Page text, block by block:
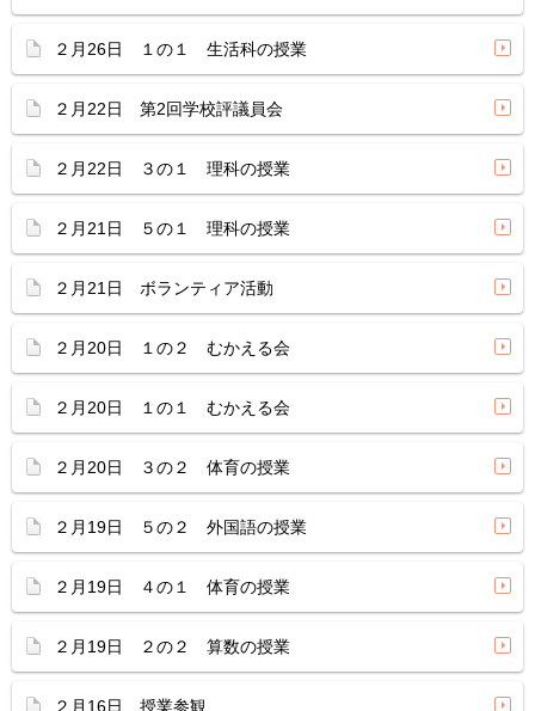
２月26日 １の１ 生活科の授業
２月22日 第2回学校評議員会
２月22日 ３の１ 理科の授業
２月21日 ５の１ 理科の授業
２月21日 ボランティア活動
２月20日 １の２ むかえる会
２月20日 １の１ むかえる会
２月20日 ３の２ 体育の授業
２月19日 ５の２ 外国語の授業
２月19日 ４の１ 体育の授業
２月19日 ２の２ 算数の授業
２月16日 授業参観